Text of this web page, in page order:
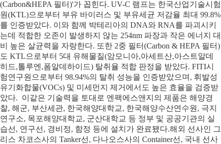
(Carbon&HEPA 필터)'가 꼽힌다. UV-C 램프는 한국산업기술시험
원(KTL)으로부터 부유 바이러스 및 부유세균 저감율 최대 99.8%
를 인증받았다. 이와 함께 박테리아의 DNA와 RNA를 파괴시키
는데 적합한 오존이 발생하지 않는 254nm 파장과 작은 에너지 대
비 높은 살균력을 자랑한다. 또한 2중 필터(Carbon & HEPA 필터)
도 KTL으로부터 5대 유해물질(암모니아,아세트산,아스트알데
히드,톨루엔,폼알데하이드) 탈취율 적합 판정을 받았다. FITI시
험연구원으로부터 98.94%의 탈취 성능을 인증받았으며, 휘발성
유기화합물(VOCs) 및 미세먼지 제거에서도 높은 효율을 검증받
았다. 이같은 기술력을 토대로 엔팩에스앤지의 제품은 해양경
찰, 해군, 부산세관, 한국해양대학교, 한국해양수산연수원, 극지
연구소, 목포해양대학교, 군산대학교 등 정부 및 공공기관의 실
습선, 연구선, 경비정, 함정 등에 설치가 완료됐다.해외 선사인 그
리스 차코스사의 Tanker선, 다나오스사의 Container선, 국내 선사